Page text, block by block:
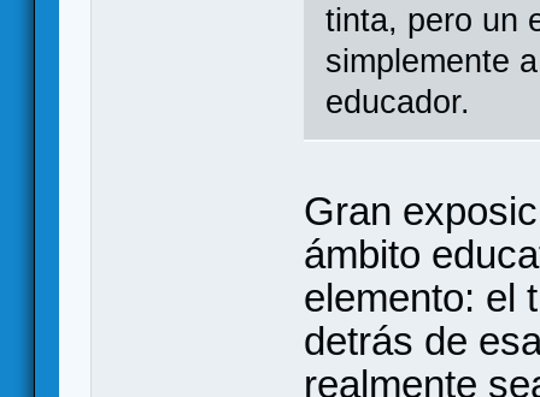
tinta, pero un
simplemente
educador.
Gran
ámbito
elemento: el
detrás de
realmente